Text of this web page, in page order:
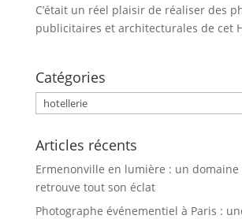
C’était un réel plaisir de réaliser des
publicitaires et architecturales de cet
Catégories
Catégories
Articles récents
Ermenonville en lumière : un
retrouve tout son éclat
Photographe événementiel à Paris :